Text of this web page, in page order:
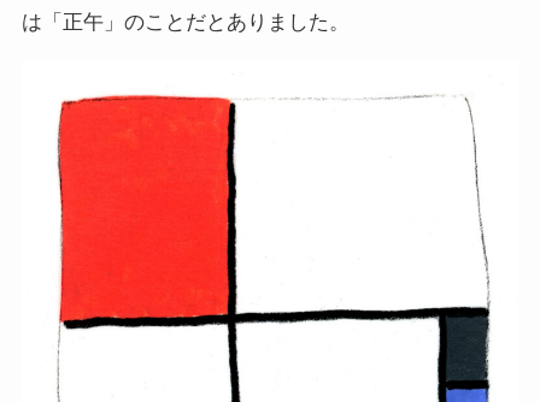
は「正午」のことだとありました。